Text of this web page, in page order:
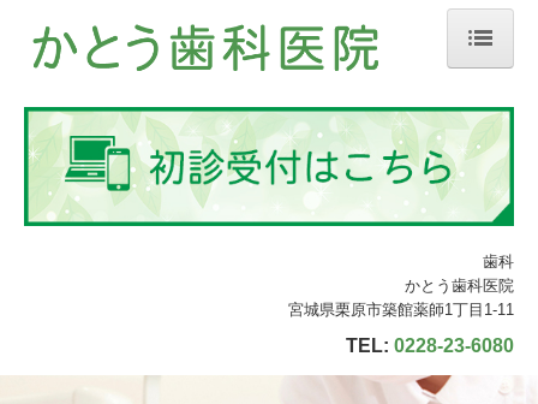
院長紹介
診療のご案内
矯正歯科
審美歯科・ホワイトニング
歯科
かとう歯科医院
宮城県栗原市築館薬師1丁目1-11
TEL: 0228-23-6080